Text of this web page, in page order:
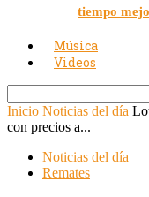
tiempo
Música
Videos
Inicio Noticias del día
con precios a...
Noticias del día
Remates